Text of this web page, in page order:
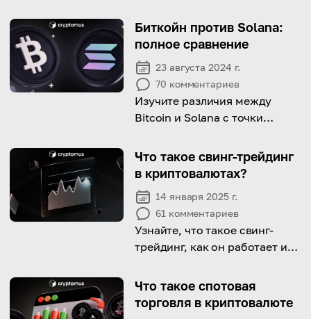
Биткойн против Solana:
полное сравнение
23 августа 2024 г.
70 комментариев
Изучите различия между
Bitcoin и Solana с точки
и масштабируемости.
Что такое свинг-трейдинг
в криптовалютах?
14 января 2025 г.
61 комментариев
Узнайте, что такое свинг-
трейдинг, как он работает и
попробовать в этой статье.
Что такое спотовая
торговля в криптовалюте